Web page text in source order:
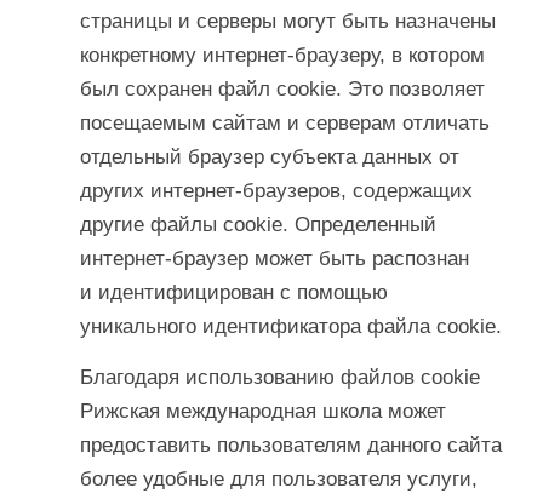
страницы и серверы могут быть назначены
конкретному интернет-браузеру, в котором
был сохранен файл cookie. Это позволяет
посещаемым сайтам и серверам отличать
отдельный браузер субъекта данных от
других интернет-браузеров, содержащих
другие файлы cookie. Определенный
интернет-браузер может быть распознан
и идентифицирован с помощью
уникального идентификатора файла cookie.
Благодаря использованию файлов cookie
Рижская международная школа может
предоставить пользователям данного сайта
более удобные для пользователя услуги,